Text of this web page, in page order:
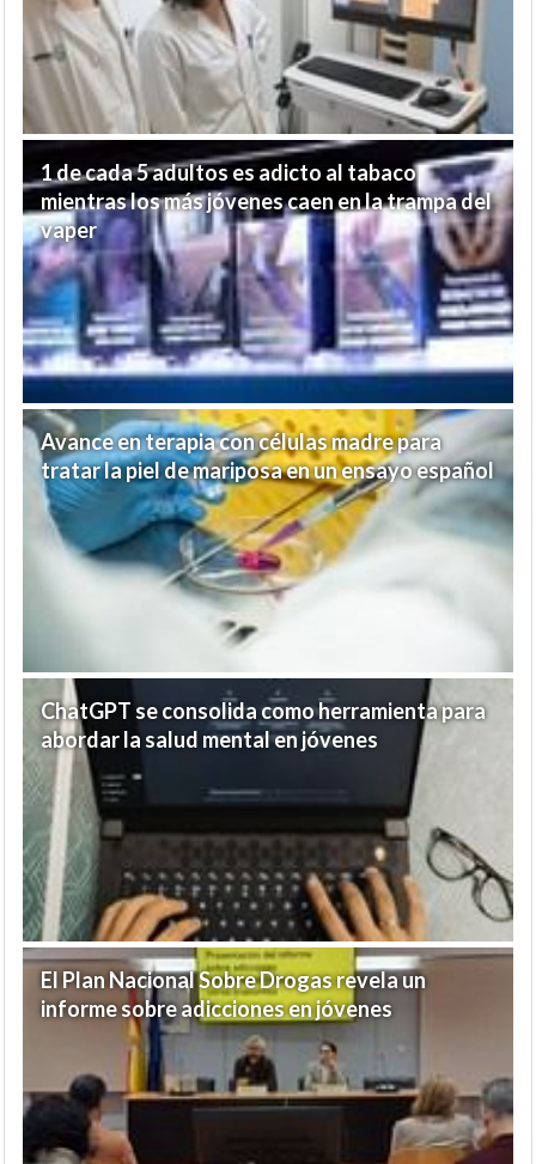
1 de cada 5 adultos es adicto al tabaco
mientras los más jóvenes caen en la trampa del
vaper
Avance en terapia con células madre para
tratar la piel de mariposa en un ensayo español
ChatGPT se consolida como herramienta para
abordar la salud mental en jóvenes
El Plan Nacional Sobre Drogas revela un
informe sobre adicciones en jóvenes